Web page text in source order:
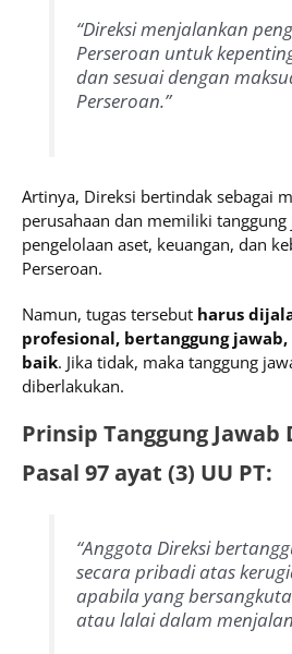
“Direksi menjalankan
Perseroan untuk
dan sesuai dengan
Perseroan.”
Artinya, Direksi bertindak sebagai
perusahaan dan memiliki
pengelolaan aset, keuangan, dan
Perseroan.
Namun, tugas tersebut harus
profesional, bertanggung
baik. Jika tidak, maka tanggung
diberlakukan.
Prinsip Tanggung Jawab
Pasal 97 ayat (3) UU PT:
“Anggota Direksi
secara pribadi atas
apabila yang
atau lalai dalam